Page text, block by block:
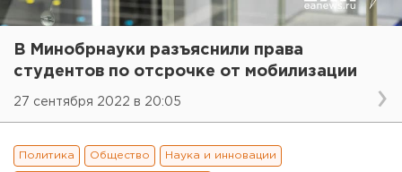
В Минобрнауки разъяснили права
студентов по отсрочке от мобилизации
27 сентября 2022 в 20:05
Политика Общество Наука и инновации